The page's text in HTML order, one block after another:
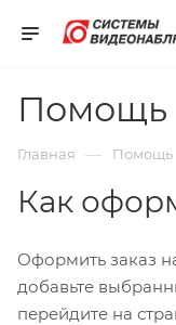
Помощь
Главная — Помощь
Как
Оформить заказ
добавьте
перейдите на